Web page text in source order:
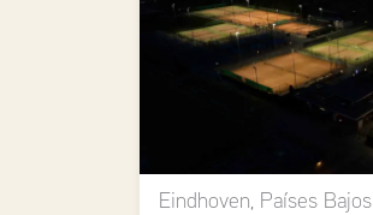
Eindhoven, Países Bajos